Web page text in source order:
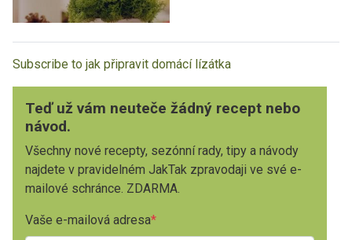
Subscribe to jak připravit domácí lízátka
Teď už vám neuteče žádný recept nebo
návod.
Všechny nové recepty, sezónní rady, tipy a návody
najdete v pravidelném JakTak zpravodaji ve své e-
mailové schránce. ZDARMA.
Vaše e-mailová adresa